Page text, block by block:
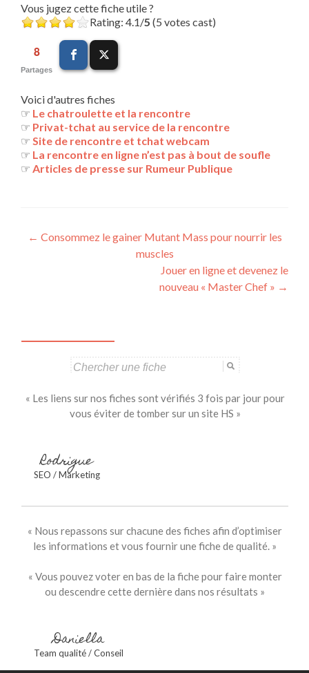
Vous jugez cette fiche utile ?
Rating: 4.1/5 (5 votes cast)
8
Partages
Voici d'autres fiches
☞ Le chatroulette et la rencontre
☞ Privat-tchat au service de la rencontre
☞ Site de rencontre et tchat webcam
☞ La rencontre en ligne n’est pas à bout de soufle
☞ Articles de presse sur Rumeur Publique
Navigation
← Consommez le gainer Mutant Mass pour nourrir les
muscles
Jouer en ligne et devenez le
nouveau « Master Chef » →
« Les liens sur nos fiches sont vérifiés 3 fois par jour pour
vous éviter de tomber sur un site HS »
Rodrigue
SEO / Marketing
« Nous repassons sur chacune des fiches afin d’optimiser
les informations et vous fournir une fiche de qualité. »
« Vous pouvez voter en bas de la fiche pour faire monter
ou descendre cette dernière dans nos résultats »
Daniella
Team qualité / Conseil